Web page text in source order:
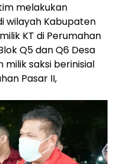
melakukan
wilayah Kabupaten
KT di Perumahan
Q5 dan Q6 Desa
milik saksi berinisial
Pasar II,